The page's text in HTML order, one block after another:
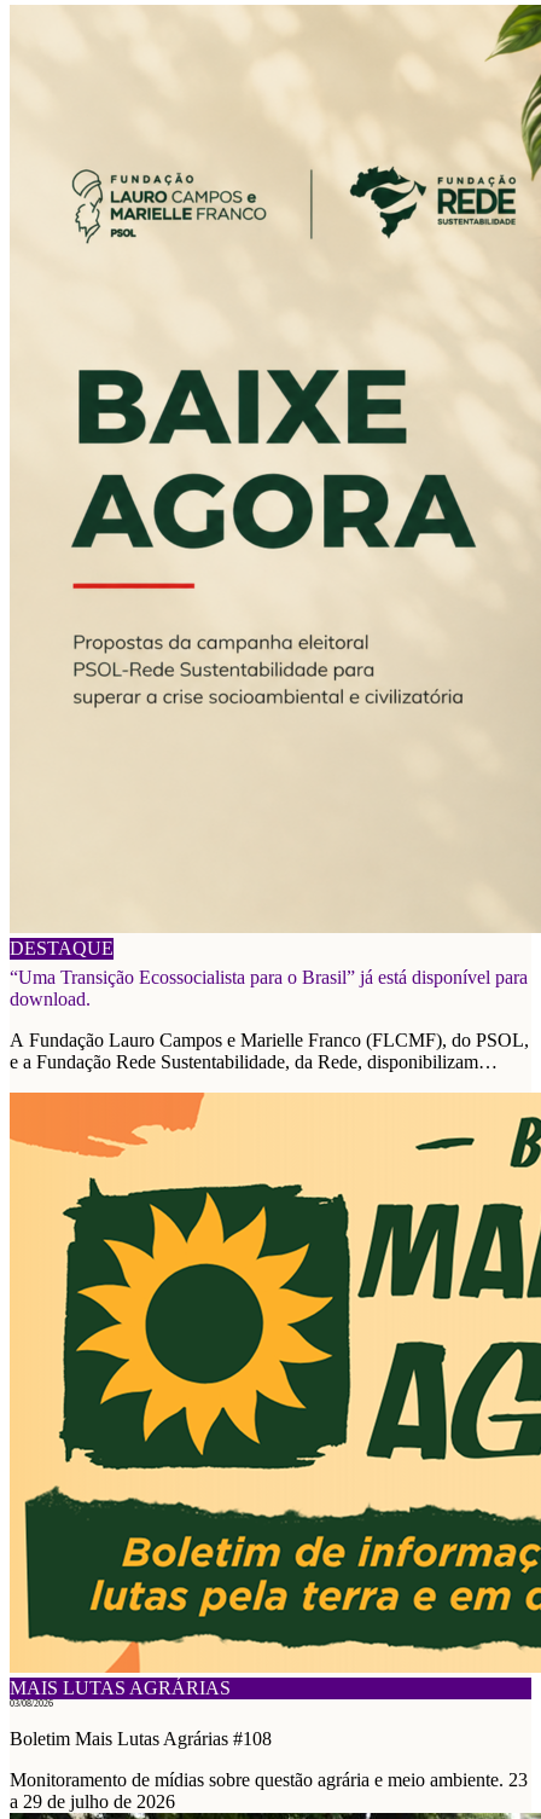
DESTAQUE
06/08/2026
“Uma Transição Ecossocialista para o Brasil” já está disponível para
download.
A Fundação Lauro Campos e Marielle Franco (FLCMF), do PSOL,
e a Fundação Rede Sustentabilidade, da Rede, disponibilizam
MAIS LUTAS AGRÁRIAS
03/08/2026
Boletim Mais Lutas Agrárias #108
Monitoramento de mídias sobre questão agrária e meio ambiente. 23
a 29 de julho de 2026